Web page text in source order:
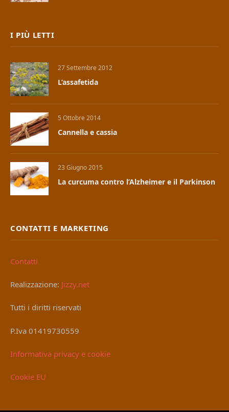
I PIÙ LETTI
27 Settembre 2012
L’assafetida
5 Ottobre 2014
Cannella e cassia
23 Giugno 2015
La curcuma contro l’Alzheimer e il Parkinson
CONTATTI E MARKETING
Contatti
Realizzazione: Jizzy.net
Tutti i diritti riservati
P.Iva 01419730559
Informativa privacy e cookie
Cookie EU